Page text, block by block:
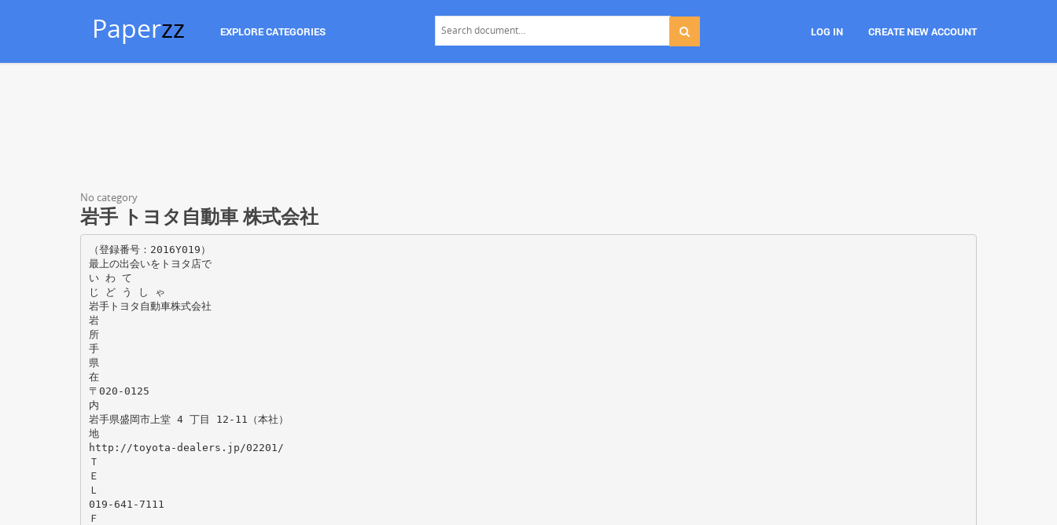
Paperzz EXPLORE CATEGORIES LOG IN CREATE NEW ACCOUNT
No category
岩手 トヨタ自動車 株式会社
（登録番号：2016Y019）
最上の出会いをトヨタ店で
い わ て
じ ど う し ゃ
岩手トヨタ自動車株式会社
岩
所
手
県
在
〒020-0125
内
岩手県盛岡市上堂 4 丁目 12-11（本社）
地
http://toyota-dealers.jp/02201/
Ｔ
Ｅ
Ｌ
019-641-7111
Ｆ